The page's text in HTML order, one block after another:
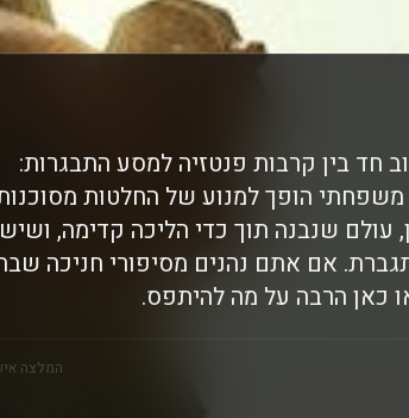
חד בין קרבות פנטזיה למסע התבגרות:
הופך למנוע של החלטות
שנבנה תוך כדי הליכה קדימה, ושיש
אם אתם נהנים מסיפורי חניכה
כאן הרבה על מה להיתפס.
המלצה